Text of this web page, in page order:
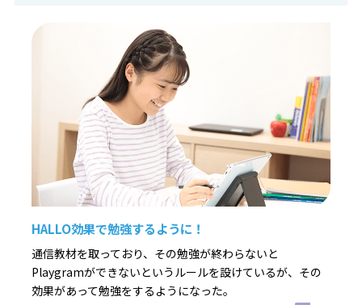
HALLO効果で勉強するように！
通信教材を取っており、その勉強が終わらないと
Playgramができないというルールを設けているが、その
効果があって勉強をするようになった。